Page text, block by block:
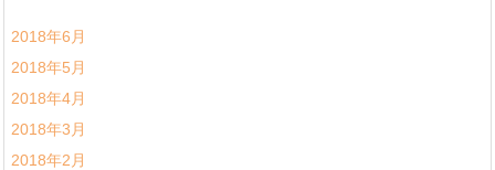
2018年6月
2018年5月
2018年4月
2018年3月
2018年2月